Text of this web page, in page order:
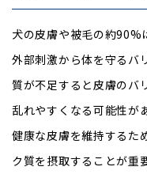
犬の皮膚や被毛の約90%
外部刺激から体を守るバ
質が不足すると皮膚のバ
乱れやすくなる可能性が
健康な皮膚を維持するた
ク質を摂取することが重